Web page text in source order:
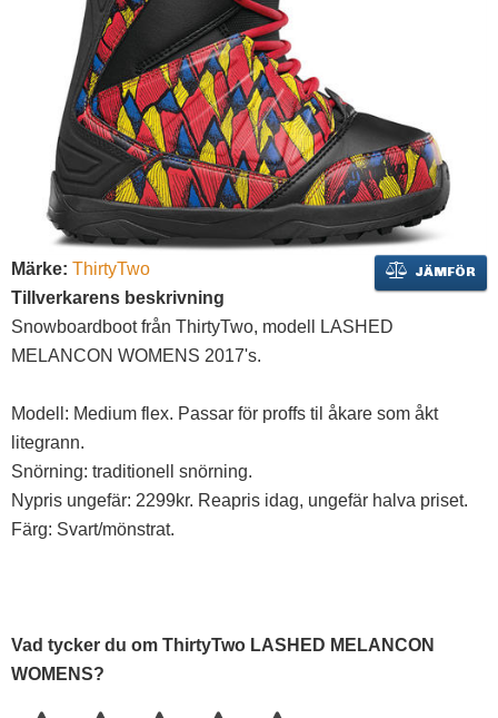
JÄMFÖR
Märke: ThirtyTwo
Tillverkarens beskrivning
Snowboardboot från ThirtyTwo, modell LASHED
MELANCON WOMENS 2017's.
Modell: Medium flex. Passar för proffs til åkare som åkt
litegrann.
Snörning: traditionell snörning.
Nypris ungefär: 2299kr. Reapris idag, ungefär halva priset.
Färg: Svart/mönstrat.
Vad tycker du om ThirtyTwo LASHED MELANCON
WOMENS?